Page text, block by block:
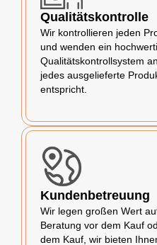
Qualitätskontrolle
Wir kontrollieren jeden
und wenden ein
Qualitätskontrollsystem
jedes ausgelieferte
entspricht.
Kundenbetreuung
Wir legen großen Wert
Beratung vor dem Kauf
dem Kauf, wir bieten